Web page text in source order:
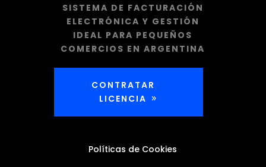
SISTEMA DE FACTURACIÓN
ELECTRÓNICA Y GESTIÓN
IDEAL PARA PEQUEÑOS
COMERCIOS EN ARGENTINA
CONTRATAR
LICENCIA
Políticas de Cookies